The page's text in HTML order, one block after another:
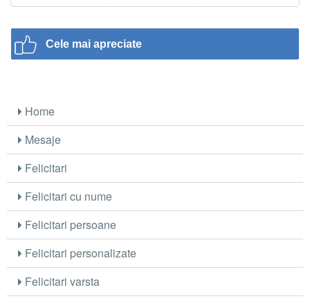
Cele mai apreciate
Home
Mesaje
Felicitari
Felicitari cu nume
Felicitari persoane
Felicitari personalizate
Felicitari varsta